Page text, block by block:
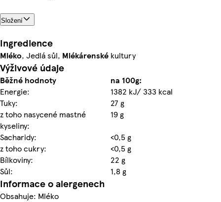
Složení
Ingredience
Mléko, Jedlá sůl, Mlékárenské kultury
Výživové údaje
Běžné hodnoty
na 100g:
Energie:
1382 kJ/ 333 kcal
Tuky:
27 g
z toho nasycené mastné
kyseliny:
19 g
Sacharidy:
<0,5 g
z toho cukry:
<0,5 g
Bílkoviny:
22 g
Sůl:
1,8 g
Informace o alergenech
Obsahuje: Mléko